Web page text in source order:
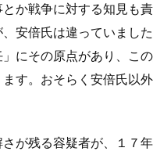
か戦争に対する知見も
安倍氏は違っていまし
にその原点があり、こ
す。おそらく安倍氏以
が残る容疑者が、１７